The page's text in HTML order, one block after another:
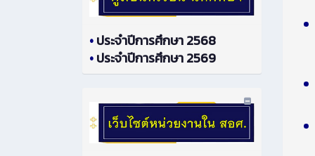
•ประจำปีการศึกษา 2568
•ประจำปีการศึกษา 2569